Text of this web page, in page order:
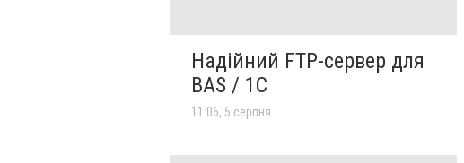
Надійний FTP-сервер для
BAS / 1C
11:06, 5 серпня